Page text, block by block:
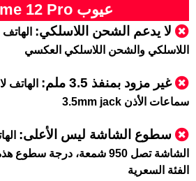
عيوب Realme 12 Pro
لا يدعم الشحن اللاسلكي:
اللاسلكي والشحن اللاسلكي العكسي
غير مزود بمنفذ 3.5 ملم : الهاتف
سماعات الأذن 3.5mm jack
سطوع الشاشة ليس الأعلى:
الشاشة تصل 950 شمعة، درجة
الفئة السعرية